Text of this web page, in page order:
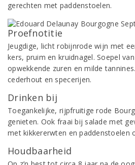
gerechten met paddenstoelen.
Proefnotitie
Jeugdige, licht robijnrode wijn met
kers, pruim en kruidnagel. Soepel
opwekkende zuren en milde
cederhout en specerijen.
Drinken bij
Toegankelijke, rijpfruitige rode
genieten. Ook fraai bij salade met
met kikkererwten en paddenstoelen
Houdbaarheid